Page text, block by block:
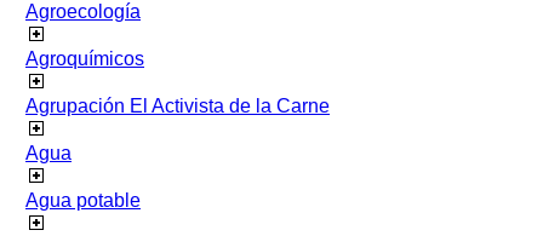
Agroecología
Agroquímicos
Agrupación El Activista de la Carne
Agua
Agua potable